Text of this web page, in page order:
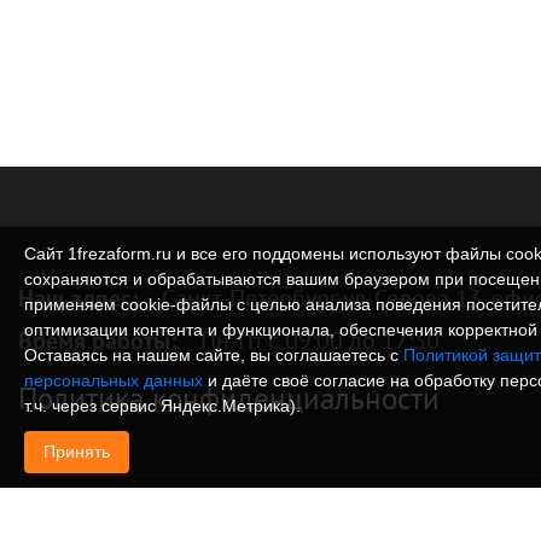
Наш адрес: Санкт-Петербург ул. Седова 13,
Время работы: Пн-Пт с 09:00 до 17:30
Политика конфиденциальности
Сайт 1frezaform.ru и все его поддомены используют файлы
сохраняются и обрабатываются вашим браузером при
применяем cookie‑файлы с целью анализа поведения
оптимизации контента и функционала, обеспечения
Оставаясь на нашем сайте, вы соглашаетесь с Политикой
персональных данных и даёте своё согласие на обработку
т.ч. через сервис Яндекс.Метрика).
Принять